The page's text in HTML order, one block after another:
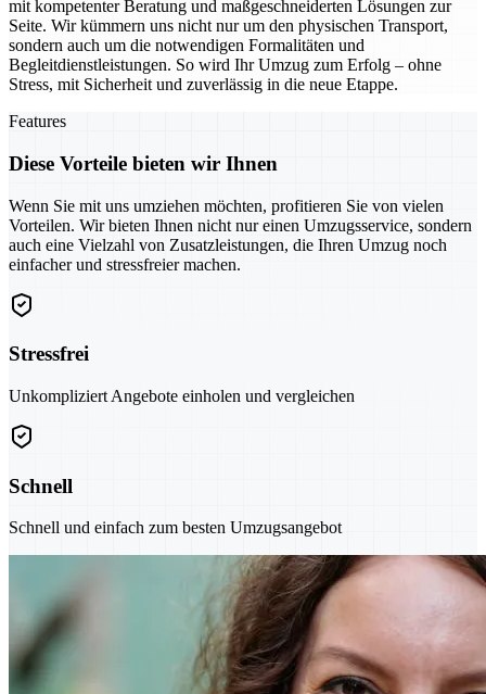
mit kompetenter Beratung und maßgeschneiderten Lösungen zur
Seite. Wir kümmern uns nicht nur um den physischen Transport,
sondern auch um die notwendigen Formalitäten und
Begleitdienstleistungen. So wird Ihr Umzug zum Erfolg – ohne
Stress, mit Sicherheit und zuverlässig in die neue Etappe.
Features
Diese Vorteile bieten wir Ihnen
Wenn Sie mit uns umziehen möchten, profitieren Sie von vielen
Vorteilen. Wir bieten Ihnen nicht nur einen Umzugsservice, sondern
auch eine Vielzahl von Zusatzleistungen, die Ihren Umzug noch
einfacher und stressfreier machen.
Stressfrei
Unkompliziert Angebote einholen und vergleichen
Schnell
Schnell und einfach zum besten Umzugsangebot